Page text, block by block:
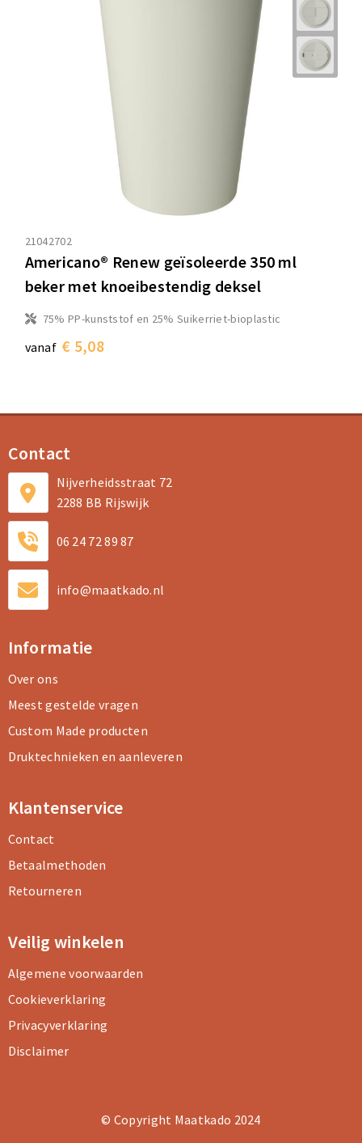
21042702
Americano® Renew geïsoleerde 350 ml
beker met knoeibestendig deksel
75% PP-kunststof en 25% Suikerriet-bioplastic
vanaf € 5,08
Contact
Nijverheidsstraat 72
2288 BB Rijswijk
06 24 72 89 87
info@maatkado.nl
Informatie
Over ons
Meest gestelde vragen
Custom Made producten
Druktechnieken en aanleveren
Klantenservice
Contact
Betaalmethoden
Retourneren
Veilig winkelen
Algemene voorwaarden
Cookieverklaring
Privacyverklaring
Disclaimer
© Copyright Maatkado 2024